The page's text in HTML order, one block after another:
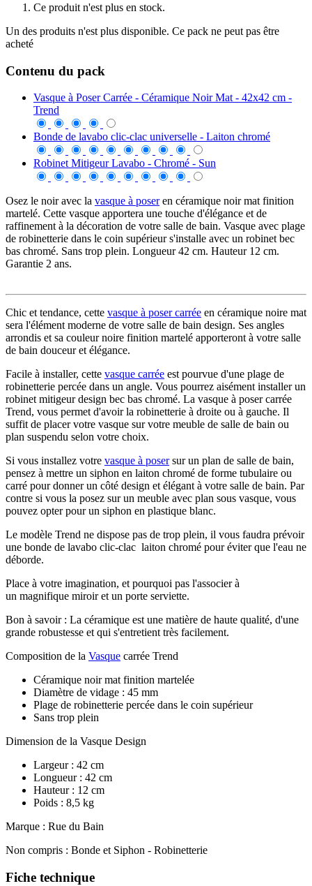
Ce produit n'est plus en stock.
Un des produits n'est plus disponible. Ce pack ne peut pas être
acheté
Contenu du pack
Vasque à Poser Carrée - Céramique Noir Mat - 42x42 cm -
Trend
Bonde de lavabo clic-clac universelle - Laiton chromé
Robinet Mitigeur Lavabo - Chromé - Sun
Osez le noir avec la vasque à poseren céramique noir mat finition
martelé. Cette vasque apportera une touche d'élégance et de
raffinement à la décoration de votre salle de bain. Vasque avec plage
de robinetterie dans le coin supérieur s'installe avec un robinet bec
bas chromé. Sans trop plein. Longueur 42 cm. Hauteur 12 cm.
Garantie 2 ans.
Chic et tendance, cette vasque à poser carrée en céramique noire mat
sera l'élément moderne de votre salle de bain design. Ses angles
arrondis et sa couleur noire finition martelé apporteront à votre salle
de bain douceur et élégance.
Facile à installer, cette vasque carrée est pourvue d'une plage de
robinetterie percée dans un angle. Vous pourrez aisément installer un
robinet mitigeur design bec bas chromé. La vasque à poser carrée
Trend, vous permet d'avoir la robinetterie à droite ou à gauche. Il
suffit de placer votre vasque sur votre meuble de salle de bain ou
plan suspendu selon votre choix.
Si vous installez votre vasque à posersur un plan de salle de bain,
pensez à mettre un siphon en laiton chromé de forme tubulaire ou
carré pour donner un côté design et élégant à votre salle de bain. Par
contre si vous la posez sur un meuble avec plan sous vasque, vous
pouvez opter pour un siphon en plastique blanc.
Le modèle Trend ne dispose pas de trop plein, il vous faudra prévoir
une bonde de lavabo clic-clac laiton chromé pour éviter que l'eau ne
déborde.
Place à votre imagination, et pourquoi pas l'associer à
un magnifique miroir et un porte serviette.
Bon à savoir : La céramique est une matière de haute qualité, d'une
grande robustesse et qui s'entretient très facilement.
Composition de la Vasque carrée Trend
Céramique noir mat finition martelée
Diamètre de vidage : 45 mm
Plage de robinetterie percée dans le coin supérieur
Sans trop plein
Dimension de la Vasque Design
Largeur : 42 cm
Longueur : 42 cm
Hauteur : 12 cm
Poids : 8,5 kg
Marque : Rue du Bain
Non compris : Bonde et Siphon - Robinetterie
Fiche technique